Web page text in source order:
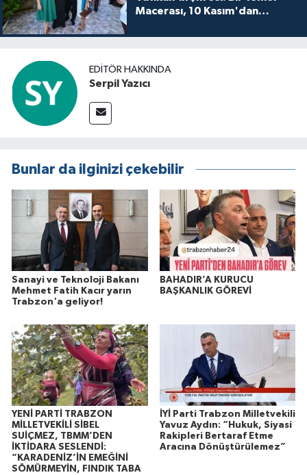
Macerası, 10 Kasım'dan
buluşuyo
EDITÖR HAKKINDA
Serpil Yazıcı
Bunlar da ilginizi çekebilir
Sanayi ve Teknoloji Bakanı
Mehmet Fatih Kacır yarın
Trabzon'a geliyor!
BAHADIR’A KURUCU
BAŞKANLIK GÖREVİ
YENİ PARTİ TRABZON
MİLLETVEKİLİ SİBEL
SUİÇMEZ, TBMM’DEN
İKTİDARA SESLENDİ:
“KARADENİZ’İN EMEĞİNİ
SÖMÜRMEYİN, FINDIK TABA
İYİ Parti Trabzon Milletvekili
Yavuz Aydın: “Hukuk, Siyasi
Rakipleri Bertaraf Etme
Aracına Dönüştürülemez”